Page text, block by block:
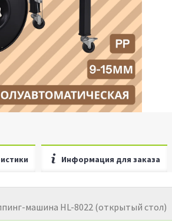
Информация для заказа
машина HL-8022 (открытый стол)